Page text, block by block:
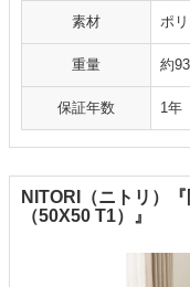
素材 ポ
重量 約
保証年数 1年
NITORI（ニトリ）
（50X50 T1）』